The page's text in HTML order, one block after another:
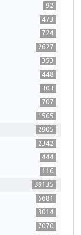
92
473
724
2627
353
448
303
707
1565
2905
2342
444
116
39135
5681
3014
7070